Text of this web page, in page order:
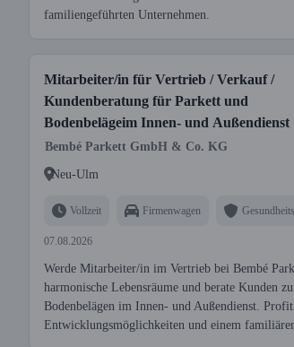
familiengeführten Unternehmen.
Mitarbeiter/in für Vertrieb / Verkauf /
Kundenberatung für Parkett und
Bodenbelägeim Innen- und Außendienst
Bembé Parkett GmbH & Co. KG
Neu-Ulm
Vollzeit Firmenwagen
07.08.2026
Werde Mitarbeiter/in im Vertrieb bei Bembé
harmonische Lebensräume und berate Kunden
Bodenbelägen im Innen- und Außendienst.
Entwicklungsmöglichkeiten und einem